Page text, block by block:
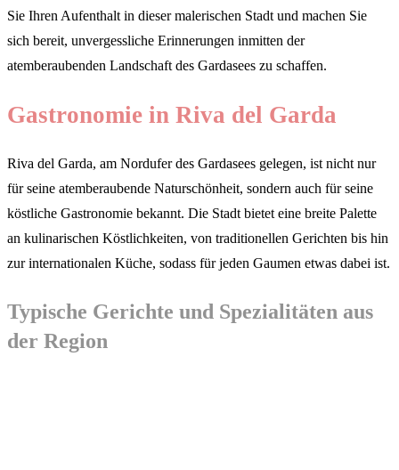
Sie Ihren Aufenthalt in dieser malerischen Stadt und machen Sie
sich bereit, unvergessliche Erinnerungen inmitten der
atemberaubenden Landschaft des Gardasees zu schaffen.
Gastronomie in Riva del Garda
Riva del Garda, am Nordufer des Gardasees gelegen, ist nicht nur
für seine atemberaubende Naturschönheit, sondern auch für seine
köstliche Gastronomie bekannt. Die Stadt bietet eine breite Palette
an kulinarischen Köstlichkeiten, von traditionellen Gerichten bis hin
zur internationalen Küche, sodass für jeden Gaumen etwas dabei ist.
Typische Gerichte und Spezialitäten aus
der Region